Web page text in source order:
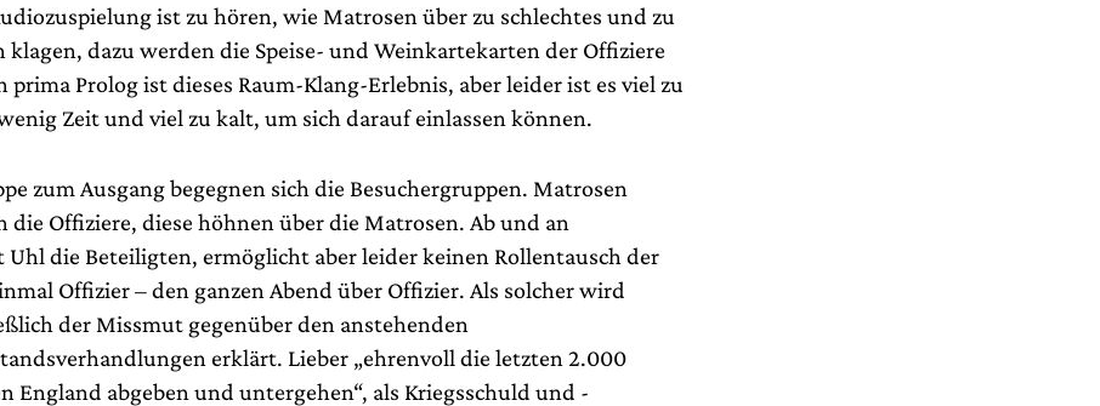
ist zu hören, wie Matrosen über zu schlechtes und zu
klagen, dazu werden die Speise- und Weinkartekarten der Offiziere
prima Prolog ist dieses Raum-Klang-Erlebnis, aber leider ist es viel zu
Zeit und viel zu kalt, um sich darauf einlassen können.
zum Ausgang begegnen sich die Besuchergruppen. Matrosen
die Offiziere, diese höhnen über die Matrosen. Ab und an
die Beteiligten, ermöglicht aber leider keinen Rollentausch der
Offizier – den ganzen Abend über Offizier. Als solcher wird
der Missmut gegenüber den anstehenden
erklärt. Lieber „ehrenvoll die letzten 2.000
England abgeben und untergehen“, als Kriegsschuld und -